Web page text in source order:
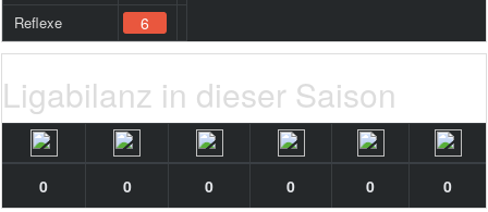
Reflexe 6
Ligabilanz in dieser Saison
0 0 0 0 0 0